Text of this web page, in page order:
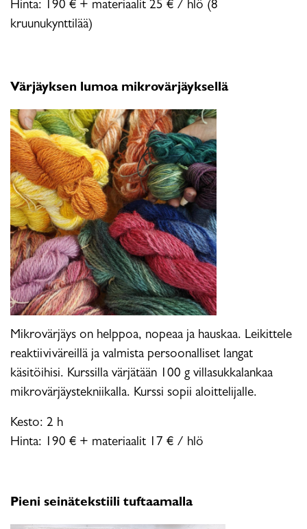
Hinta: 190 € + materiaalit 25 € / hlö (8
kruunukynttilää)
Värjäyksen lumoa mikrovärjäyksellä
Mikrovärjäys on helppoa, nopeaa ja hauskaa. Leikittele
reaktiiviväreillä ja valmista persoonalliset langat
käsitöihisi. Kurssilla värjätään 100 g villasukkalankaa
mikrovärjäystekniikalla. Kurssi sopii aloittelijalle.
Kesto: 2 h
Hinta: 190 € + materiaalit 17 € / hlö
Pieni seinätekstiili tuftaamalla